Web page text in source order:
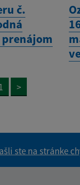
č.
>
ste na stránke